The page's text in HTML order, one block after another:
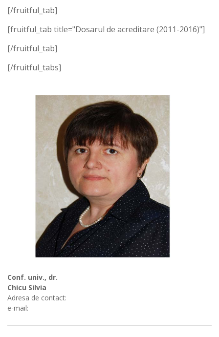
[/fruitful_tab]
[fruitful_tab title="Dosarul de acreditare (2011-2016)"]
[/fruitful_tab]
[/fruitful_tabs]
Conf. univ., dr.
Chicu Silvia
Adresa de contact:
e-mail: